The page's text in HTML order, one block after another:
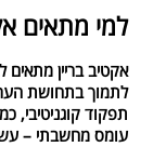
למי מתאים
אקטיב בריין מתאים
לתמוך בתחושת
תפקוד קוגניטיבי,
עומס מחשבתי –